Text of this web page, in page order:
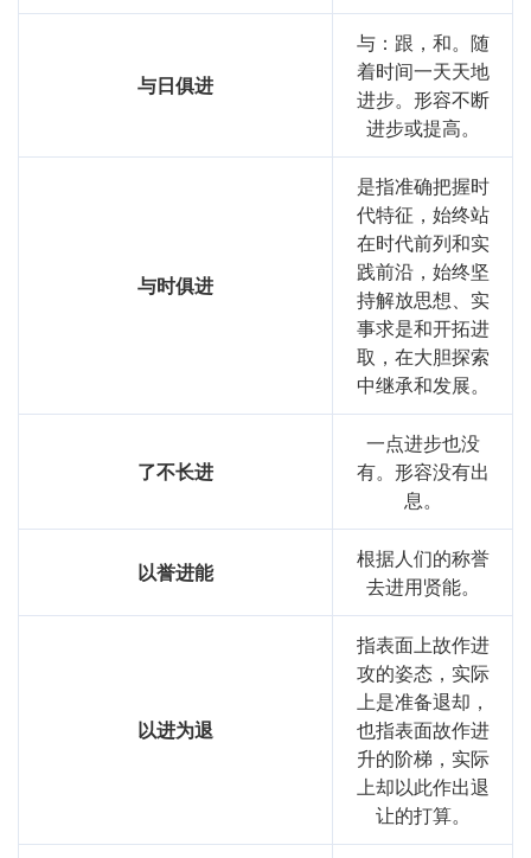
与日俱进
与：跟，和。随
着时间一天天地
进步。形容不断
进步或提高。
与时俱进
是指准确把握时
代特征，始终站
在时代前列和实
践前沿，始终坚
持解放思想、实
事求是和开拓进
取，在大胆探索
中继承和发展。
了不长进
一点进步也没
有。形容没有出
息。
以誉进能
根据人们的称誉
去进用贤能。
以进为退
指表面上故作进
攻的姿态，实际
上是准备退却，
也指表面故作进
升的阶梯，实际
上却以此作出退
让的打算。